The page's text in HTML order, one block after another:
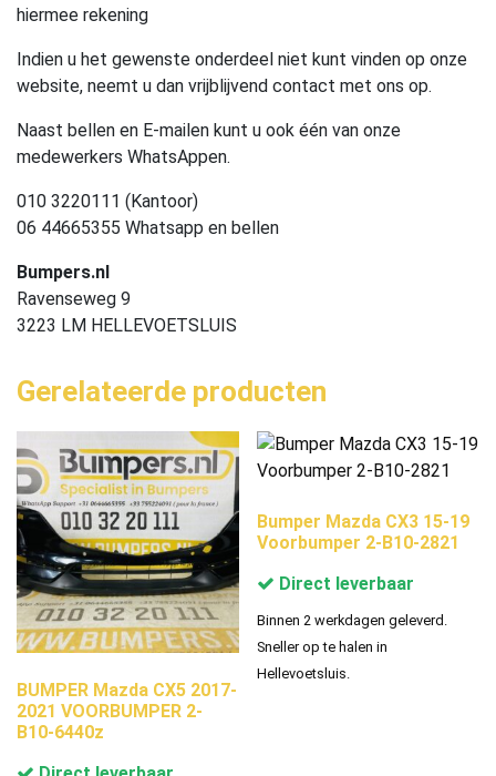
hiermee rekening
Indien u het gewenste onderdeel niet kunt vinden op onze
website, neemt u dan vrijblijvend contact met ons op.
Naast bellen en E-mailen kunt u ook één van onze
medewerkers WhatsAppen.
010 3220111 (Kantoor)
06 44665355 Whatsapp en bellen
Bumpers.nl
Ravenseweg 9
3223 LM HELLEVOETSLUIS
Gerelateerde producten
BUMPER Mazda CX5 2017-
2021 VOORBUMPER 2-
B10-6440z
Bumper Mazda CX3 15-19
Voorbumper 2-B10-2821
Direct leverbaar
Binnen 2 werkdagen geleverd.
Sneller op te halen in
Hellevoetsluis.